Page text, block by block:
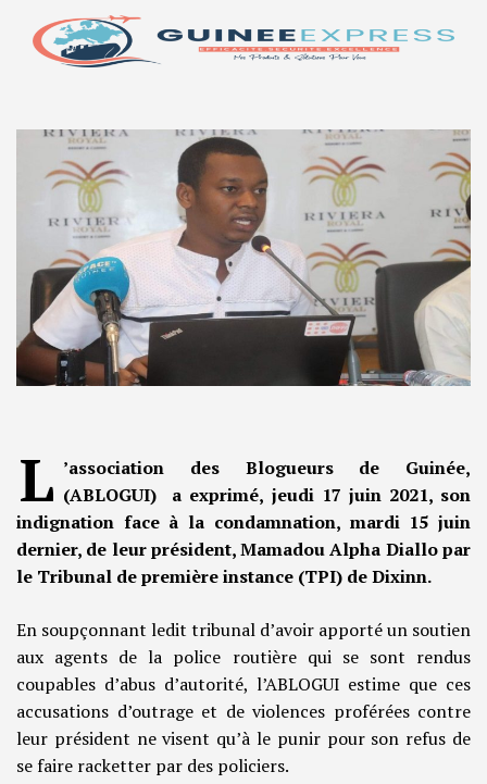
L ’association des Blogueurs de Guinée,
(ABLOGUI) a exprimé, jeudi 17 juin 2021, son
indignation face à la condamnation, mardi 15 juin
dernier, de leur président, Mamadou Alpha Diallo par
le Tribunal de première instance (TPI) de Dixinn.
En soupçonnant ledit tribunal d’avoir apporté un soutien
aux agents de la police routière qui se sont rendus
coupables d’abus d’autorité, l’ABLOGUI estime que ces
accusations d’outrage et de violences proférées contre
leur président ne visent qu’à le punir pour son refus de
se faire racketter par des policiers.